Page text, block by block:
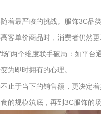
着最严峻的挑战。服饰3C品
客单价商品时，消费者仍然
场”两个维度联手破局：如平
为即时拥有的心理。
止于当下的销售额，更决定
的规模筑底，再到3C服饰的